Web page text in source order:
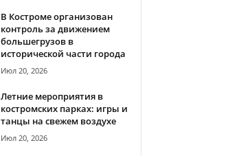
В Костроме организован
контроль за движением
большегрузов в
исторической части города
Июл 20, 2026
Летние мероприятия в
костромских парках: игры и
танцы на свежем воздухе
Июл 20, 2026